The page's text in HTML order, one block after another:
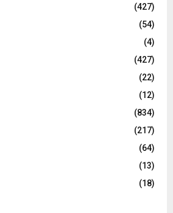
C
(427)
(54)
(4)
(427)
(22)
(12)
(834)
(217)
(64)
(13)
(18)